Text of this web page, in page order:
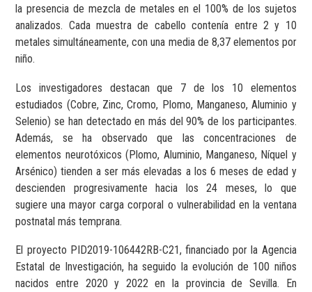
la presencia de mezcla de metales en el 100% de los sujetos
analizados. Cada muestra de cabello contenía entre 2 y 10
metales simultáneamente, con una media de 8,37 elementos por
niño.
Los investigadores destacan que 7 de los 10 elementos
estudiados (Cobre, Zinc, Cromo, Plomo, Manganeso, Aluminio y
Selenio) se han detectado en más del 90% de los participantes.
Además, se ha observado que las concentraciones de
elementos neurotóxicos (Plomo, Aluminio, Manganeso, Níquel y
Arsénico) tienden a ser más elevadas a los 6 meses de edad y
descienden progresivamente hacia los 24 meses, lo que
sugiere una mayor carga corporal o vulnerabilidad en la ventana
postnatal más temprana.
El proyecto PID2019-106442RB-C21, financiado por la Agencia
Estatal de Investigación, ha seguido la evolución de 100 niños
nacidos entre 2020 y 2022 en la provincia de Sevilla. En